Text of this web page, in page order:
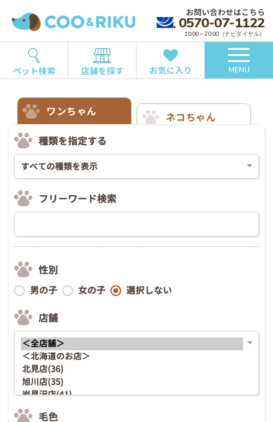
お問い合わせはこちら
0570-07-1122
10:00～20:00（ナビダイヤル）
ペット検索 店舗を探す お気に入り MENU
ワンちゃん
ネコちゃん
種類を指定する
フリーワード検索
性別
男の子 女の子 選択しない
店舗
毛色